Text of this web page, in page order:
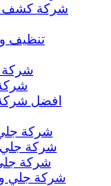
شركة كشف
تنظيف
شركة
شركة
افضل شركة
شركة جلي
شركة جلي
شركة جلي
شركة جلي